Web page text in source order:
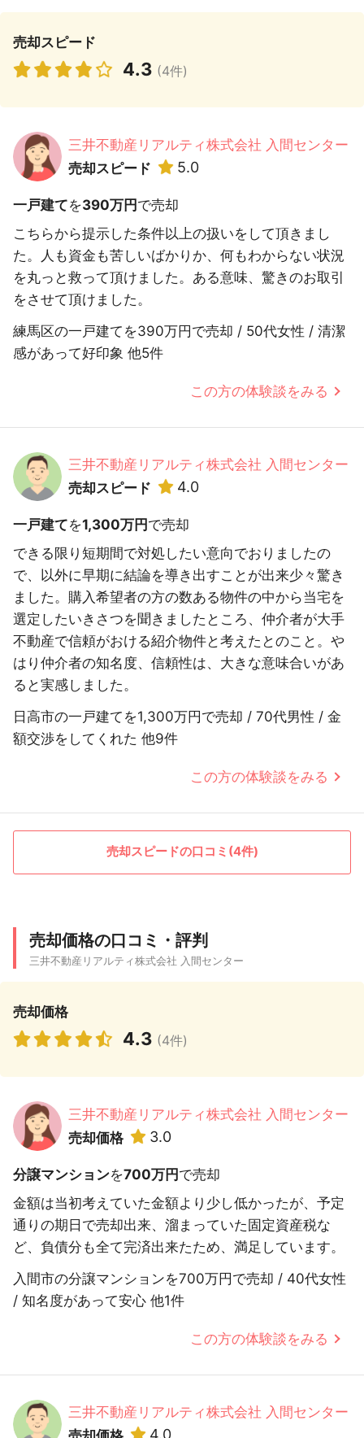
売却スピード
4.3 (4件)
三井不動産リアルティ株式会社 入間センター
売却スピード
5.0
一戸建てを390万円で売却
こちらから提示した条件以上の扱いをして頂きまし
た。人も資金も苦しいばかりか、何もわからない状況
を丸っと救って頂けました。ある意味、驚きのお取引
をさせて頂けました。
練馬区の一戸建てを390万円で売却 / 50代女性 / 清潔
感があって好印象 他5件
この方の体験談をみる
三井不動産リアルティ株式会社 入間センター
売却スピード
4.0
一戸建てを1,300万円 で売却
できる限り短期間で対処したい意向でおりましたの
で、以外に早期に結論を導き出すことが出来少々驚き
ました。購入希望者の方の数ある物件の中から当宅を
選定したいきさつを聞きましたところ、仲介者が大手
不動産で信頼がおける紹介物件と考えたとのこと。や
はり仲介者の知名度、信頼性は、大きな意味合いがあ
ると実感しました。
日高市の一戸建てを1,300万円で売却 / 70代男性 / 金
額交渉をしてくれた 他9件
この方の体験談をみる
売却スピードの口コミ(4件)
売却価格の口コミ・評判
三井不動産リアルティ株式会社 入間センター
売却価格
4.3 (4件)
三井不動産リアルティ株式会社 入間センター
売却価格
3.0
分譲マンションを700万円で売却
金額は当初考えていた金額より少し低かったが、予定
通りの期日で売却出来、溜まっていた固定資産税な
ど、負債分も全て完済出来たため、満足しています。
入間市の分譲マンションを700万円で売却 / 40代女性
/ 知名度があって安心 他1件
この方の体験談をみる
三井不動産リアルティ株式会社 入間センター
4.0